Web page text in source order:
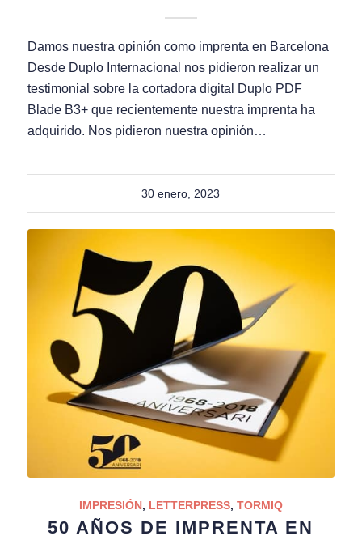
Damos nuestra opinión como imprenta en Barcelona
Desde Duplo Internacional nos pidieron realizar un
testimonial sobre la cortadora digital Duplo PDF
Blade B3+ que recientemente nuestra imprenta ha
adquirido. Nos pidieron nuestra opinión…
30 enero, 2023
IMPRESIÓN, LETTERPRESS, TORMIQ
50 AÑOS DE IMPRENTA EN